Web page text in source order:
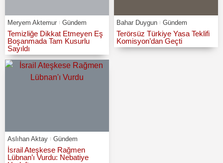
Meryem Aktemur Gündem
Temizliğe Dikkat Etmeyen Eş
Boşanmada Tam Kusurlu
Sayıldı
Bahar Duygun Gündem
Terörsüz Türkiye Yasa Teklifi
Komisyon’dan Geçti
Aslıhan Aktay Gündem
İsrail Ateşkese Rağmen
Lübnan’ı Vurdu: Nebatiye